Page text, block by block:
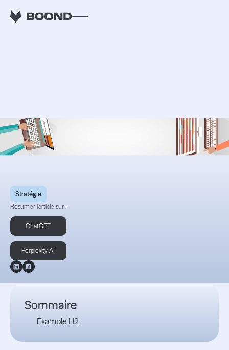
RETOUR
Stratégie
Résumer l'article sur :
ChatGPT
Perplexity AI
Sommaire
Example H2